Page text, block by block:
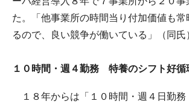
た。「他事業所の時間当り付加価値も常
るので、良い競争が働いている」（同氏
１０時間・週４勤務 特養のシフト好循
１８年からは「１０時間・週４日勤務